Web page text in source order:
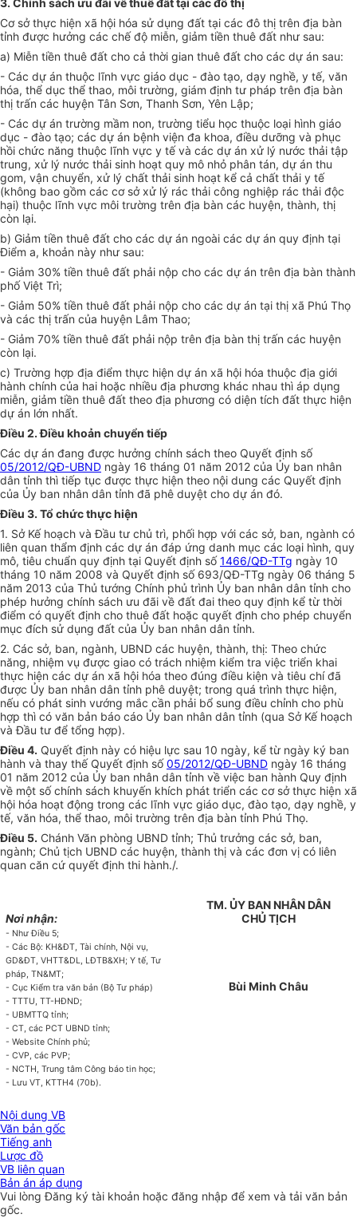
3. Chính sách ưu đãi về thuêđất tại các đô thị
Cơ sở thực hiện xã hội hóa sử dụng đất tại các đô thị trên địa bàn
tỉnh được hưởng các chế độ miễn, giảm tiền thuê đất như sau:
a) Miễn tiền thuê đất cho cả thời gian thuê đất cho các dự án sau:
- Các dự án thuộc lĩnh vực giáo dục - đào tạo, dạy nghề, y tế, văn
hóa, thể dục thể thao, môi trường, giám định tư pháp trên địa bàn
thị trấn các huyện Tân Sơn, Thanh Sơn, Yên Lập;
- Các dự án trường mầm non, trường tiểu học thuộc loại hình giáo
dục - đào tạo; các dự án bệnh viện đa khoa, điều dưỡng và phục
hồi chức năng thuộc lĩnh vực y tế và các dự án xử lý nước thải tập
trung, xử lý nước thải sinh hoạt quy mô nhỏ phân tán, dự án thu
gom, vận chuyển, xử lý chất thải sinh hoạt kể cả chất thải y tế
(không bao gồm các cơ sở xử lý rác thải công nghiệp rác thải độc
hại) thuộc lĩnh vực môi trường trên địa bàn các huyện, thành, thị
còn lại.
b) Giảm tiền thuê đất cho các dự án ngoài các dự án quy định tại
Điểm a, khoản này như sau:
- Giảm 30% tiền thuê đất phải nộp cho các dự án trên địa bàn thành
phố Việt Trì;
- Giảm 50% tiền thuê đất phải nộp cho các dự án tại thị xã Phú Thọ
và các thị trấn của huyện Lâm Thao;
- Giảm 70% tiền thuê đất phải nộp trên địa bàn thị trấn các huyện
còn lại.
c) Trường hợp địa điểm thực hiện dự án xã hội hóa thuộc địa giới
hành chính của hai hoặc nhiều địa phương khác nhau thì áp dụng
miễn, giảm tiền thuê đất theo địa phương có diện tích đất thực hiện
dự án lớn nhất.
Điều 2. Điều khoản chuyển tiếp
Các dự án đang được hưởng chính sách theo Quyết định số
05/2012/QĐ-UBND ngày 16 tháng 01 năm 2012 của Ủy ban nhân
dân tỉnh thì tiếp tục được thực hiện theo nội dung các Quyết định
của Ủy ban nhân dân tỉnh đã phê duyệt cho dự án đó.
Điều 3. Tổ chức thực hiện
1. Sở Kế hoạch và Đầu tư chủ trì, phối hợp với các sở, ban, ngành có
liên quan thẩm định các dự án đáp ứng danh mục các loại hình, quy
mô, tiêu chuẩn quy định tại Quyết định số1466/QĐ-TTg ngày 10
tháng 10 năm 2008 và Quyết định số 693/QĐ-TTg ngày 06 tháng 5
năm 2013 của Thủ tướng Chính phủ trình Ủy ban nhân dân tỉnh cho
phép hưởng chính sách ưu đãi về đất đai theo quy định kể từ thời
điểm có quyết định cho thuê đất hoặc quyết định cho phép chuyển
mục đích sử dụng đất của Ủy ban nhân dân tỉnh.
2. Các sở, ban, ngành, UBND các huyện, thành, thị: Theo chức
năng, nhiệm vụ được giao có trách nhiệm kiểm tra việc triển khai
thực hiện các dự án xã hội hóa theo đúng điều kiện và tiêu chí đã
được Ủy ban nhân dân tỉnh phê duyệt; trong quá trình thực hiện,
nếu có phát sinh vướng mắc cần phải bổ sung điều chỉnh cho phù
hợp thì có văn bản báo cáo Ủy ban nhân dân tỉnh (qua Sở Kế hoạch
và Đầu tư để tổng hợp).
Điều 4. Quyết định này có hiệu lực sau 10 ngày, kể từ ngày ký ban
hành và thay thế Quyết định số05/2012/QĐ-UBND ngày 16 tháng
01 năm 2012 của Ủy ban nhân dân tỉnh về việc ban hành Quy định
về một số chính sách khuyến khích phát triển các cơ sở thực hiện xã
hội hóa hoạt động trong các lĩnh vực giáo dục, đào tạo, dạy nghề, y
tế, văn hóa, thể thao, môi trường trên địa bàn tỉnh Phú Thọ.
Điều 5. Chánh Văn phòng UBND tỉnh; Thủ trưởng các sở, ban,
ngành; Chủ tịch UBND các huyện, thành thị và các đơn vị có liên
quan căn cứ quyết định thi hành./.
Nơi nhận:
- Như Điều 5;
- Các Bộ: KH&ĐT, Tài chính, Nội vụ,
GD&ĐT, VHTT&DL, LĐTB&XH;Y tế, Tư
pháp, TN&MT;
- Cục Kiểm tra văn bản (Bộ Tư pháp)
- TTTU, TT-HĐND;
- UBMTTQ tỉnh;
- CT, các PCT UBND tỉnh;
- Website Chính phủ;
- CVP, các PVP;
- NCTH, Trung tâm Công báo tin học;
- Lưu VT, KTTH4 (70b).
TM. ỦYBAN NHÂN DÂN
CHỦ TỊCH
Bùi Minh Châu
Nội dung VB
Văn bản gốc
Tiếng anh
Lược đồ
VB liên quan
Bản án áp dụng
Vui lòngĐăng ký tài khoản hoặc đăng nhập để xem và tải văn bản
gốc.